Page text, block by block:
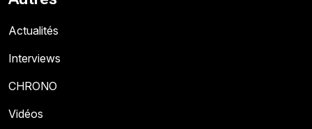
Actualités
Interviews
CHRONO
Vidéos